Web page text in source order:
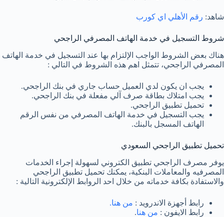
شاهد: رقم الأهلي اي كورب
شروط التسجيل في خدمة الهاتف المصرفي الراجحي
هناك بعض الشروط الواجب الإلتزام بها عند التسجيل في خدمة الهاتف
المصرفي الراجحي، تتمثل اهم هذه الشروط في التالي :
يجب ان يكون لدي العميل حساب جاري في بنك الراجحي.
يجب امتلاك بطاقة صرف آلي مفعلة في بنك الراجحي.
تحميل تطبيق الراجحي.
يجب التسجيل في خدمة الهاتف المصرفي من نفس الرقم
الهاتف المسجل بالبنك.
تحميل تطبيق الراجحي السعودي
يوفر مصرف الراجحي تطبيق الكتروني لسهولة إجراء الخدمات
المصرفيه والمعاملات البنكية، يمكنك تحميل تطبيق الراجحي
والاستفادة بكافة خدماته من خلال احد الروابط الإلكترونية التالية :
رابط أجهزة الاندرويد : من هنا.
رابط الايفون : من هنا.